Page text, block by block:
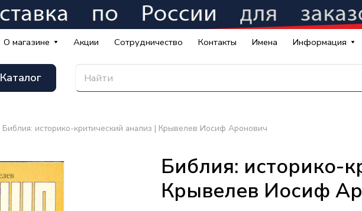
О магазине Акции Сотрудничество Контакты Имена Информация
Каталог
Библия: историко-критический анализ | Крывелев Иосиф Аронович
Библия: историко-
Крывелев Иосиф